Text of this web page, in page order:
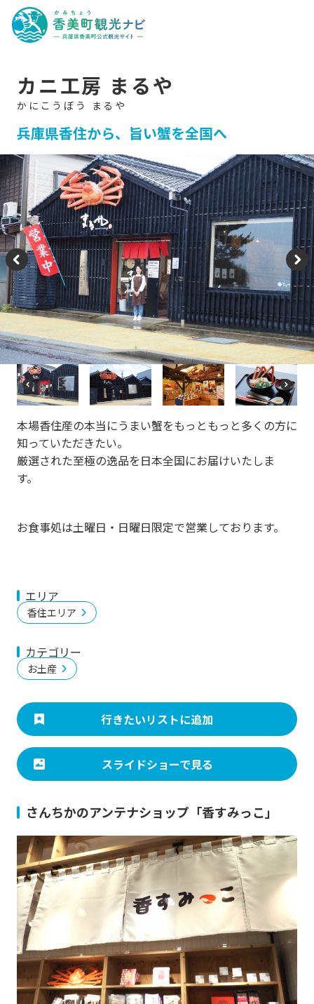
香
美
町
ナ
ビ
-
兵
庫
県
香
美
町
公
式
観
光
サ
イ
ト
-
カニ工房 まるや
兵庫県香住から、旨い蟹を全国へ
P
re
vi
o
u
s
N
e
xt
P
r
e
vi
o
u
s
N
e
xt
本場香住産の本当にうまい蟹をもっともっと多くの方に
知っていただきたい。
厳選された至極の逸品を日本全国にお届けいたしま
す。
お食事処は土曜日・日曜日限定で営業しております。
エリア
香住エリア
カテゴリー
お土産
行きたいリストに追加
スライドショーで見る
さんちかのアンテナショップ「香すみっこ」